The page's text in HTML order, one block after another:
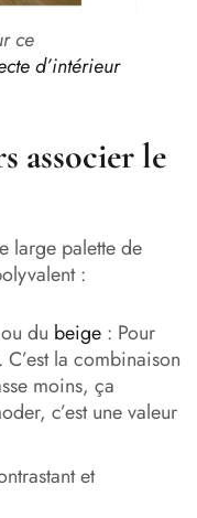
ce
d’intérieur
associer le
large palette de
:
du beige: Pour
la combinaison
moins, ça
c’est une valeur
et